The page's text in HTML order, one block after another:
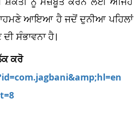
ਆਇਆ ਹੈ ਜਦੋਂ ਦੁਨੀਆ ਪਹਿਲਾਂ
ਸੰਭਾਵਨਾ ਹੈ।
ਕਰੋ